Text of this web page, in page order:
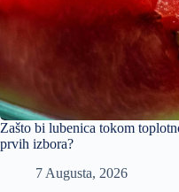
Zašto bi lubenica tokom
prvih izbora?
7 Augusta, 2026